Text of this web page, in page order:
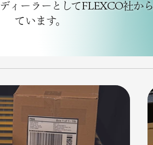
ィーラーとしてFLEXCO社か
ています。